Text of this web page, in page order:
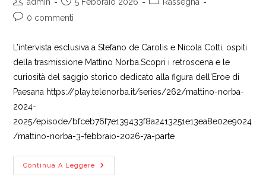
dell'articolo:
pubblicato:
Commenti
0 commenti
L’intervista esclusiva a Stefano de Carolis e Nicola Cotti, ospiti
della trasmissione Mattino Norba.Scopri i retroscena e le
curiosità del saggio storico dedicato alla figura dell'Eroe di
Paesana https://play.telenorba.it/series/262/mattino-norba-
2024-
2025/episode/bfceb76f7e139433f8a2413251e13ea8e02e9024
/mattino-norba-3-febbraio-2026-7a-parte
Continua A Leggere
“Il
Giovane